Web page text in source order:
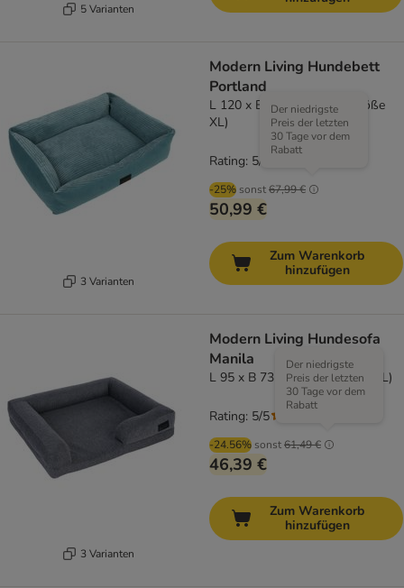
5 Varianten
3 Varianten
Modern Living Hundebett
Portland
L 120 x B 80 x H 16 cm (Größe
XL)
-25% sonst67,99 €
Der niedrigste
Preis der letzten
30 Tage vor dem
Rabatt
50,99 €
Rating: 5/5
Zum Warenkorb
hinzufügen
3 Varianten
Modern Living Hundesofa
Manila
L 95 x B 73 x H 17 cm (Größe L)
-24.56% sonst61,49 €
Der niedrigste
Preis der letzten
30 Tage vor dem
Rabatt
46,39 €
Rating: 5/5
Zum Warenkorb
hinzufügen